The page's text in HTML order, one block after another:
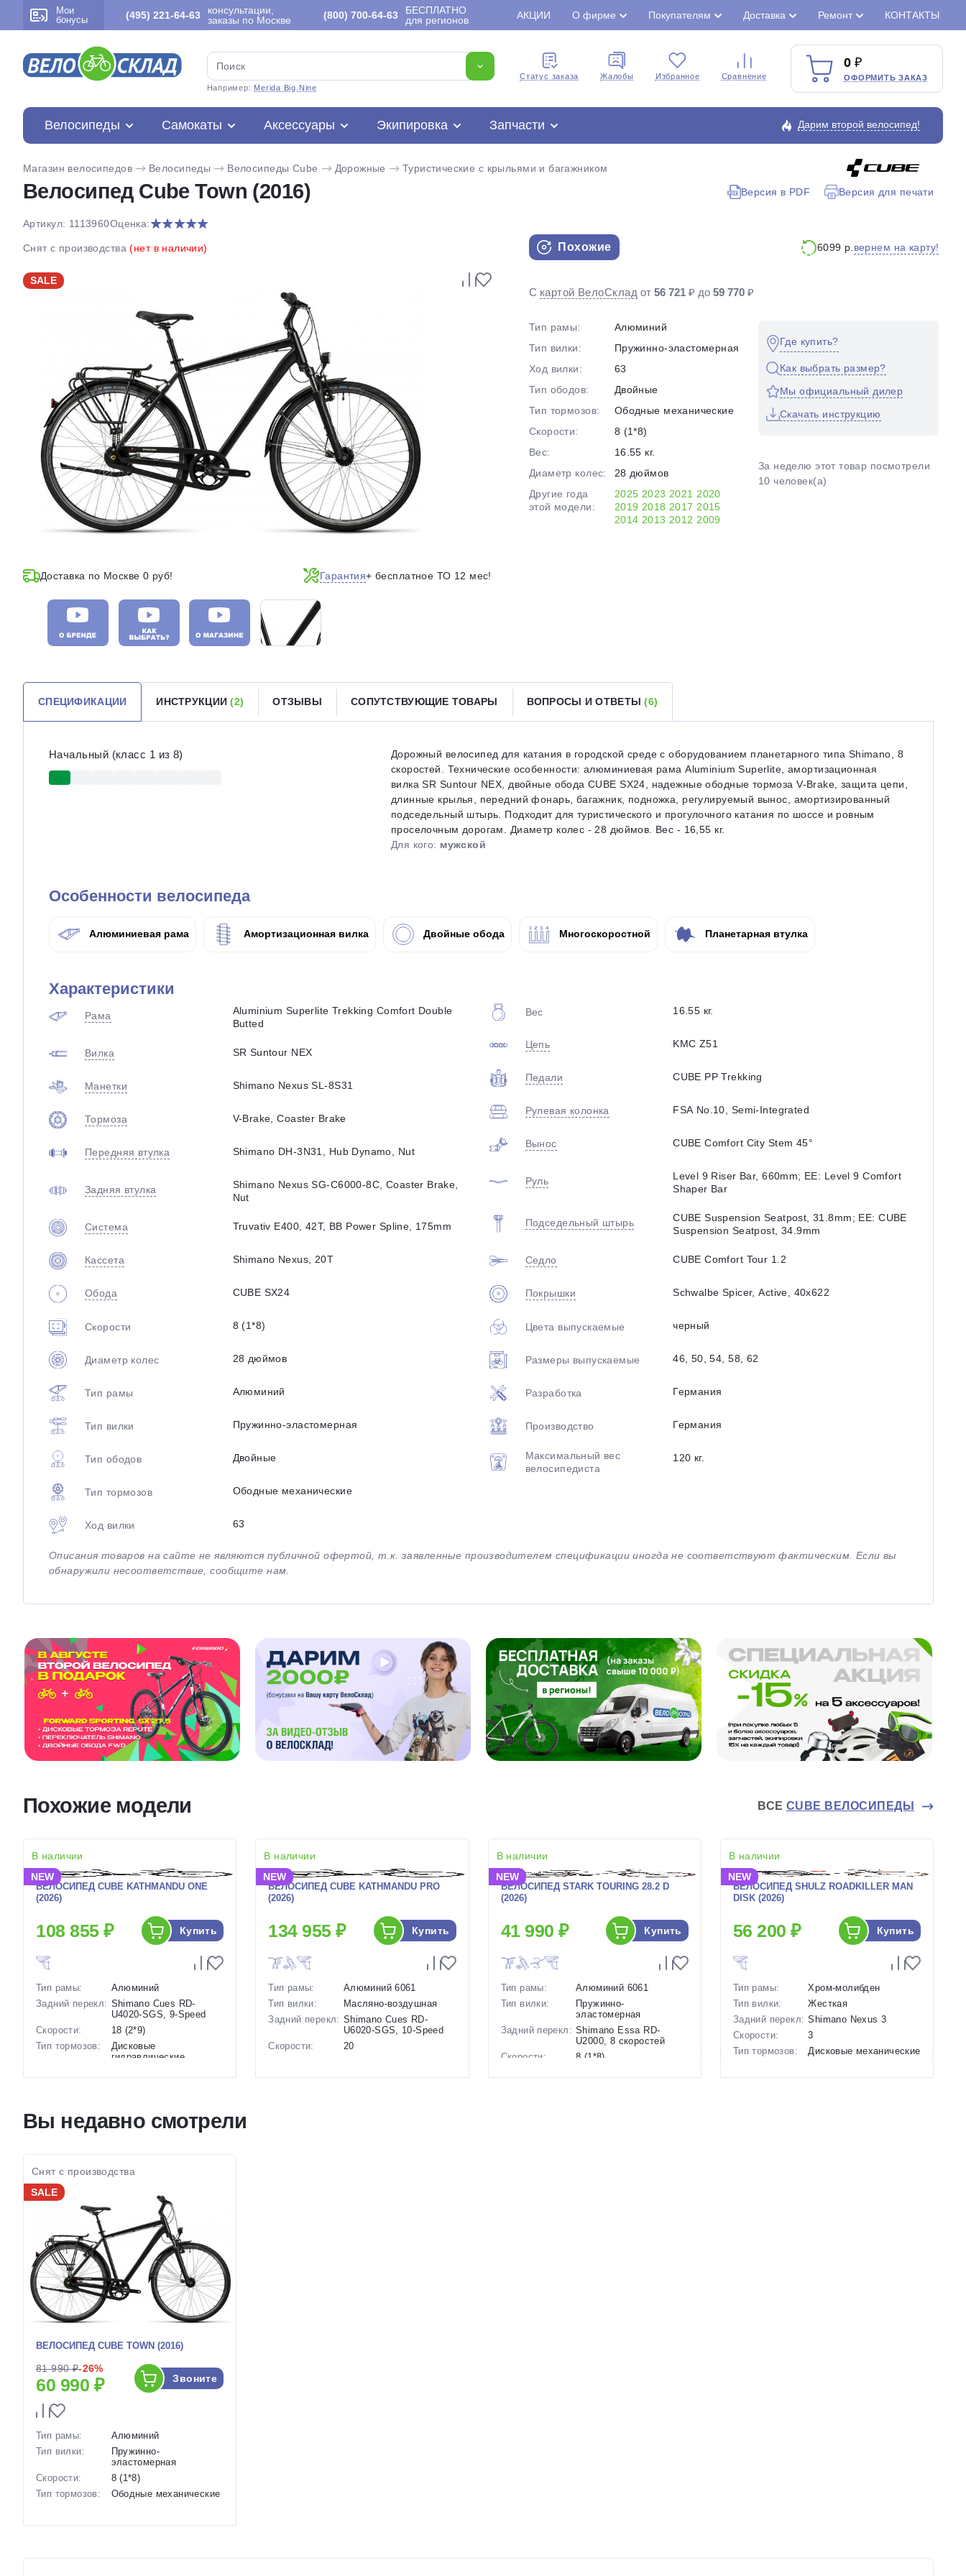
Мои
бонусы
(495) 221-64-63
консультации,
заказы по Москве
(800) 700-64-63
БЕСПЛАТНО
для регионов
АКЦИИ О фирме Покупателям Доставка Ремонт КОНТАКТЫ
Например: Merida Big.Nine
Cтатус заказа Жалобы Избранное Сравнение
0
ОФОРМИТЬ ЗАКАЗ
Велосипеды Самокаты Аксессуары Экипировка Запчасти Дарим второй велосипед!
Магазин велосипедов Велосипеды Велосипеды Cube Дорожные Туристические с крыльями и багажником
Велосипед Cube Town (2016) Версия в PDF Версия для печати
Артикул: 1113960Оценка:
Снят с производства(нет в наличии)
SALE
Доставка по Москве 0 руб! Гарантия+ бесплатное ТО 12 мес!
Похожие 6099 р. вернем на карту!
С картой ВелоСклад от56 721 ₽ до59 770 ₽
Тип рамы:
Алюминий
Тип вилки:
Пружинно-эластомерная
Ход вилки:
63
Тип ободов:
Двойные
Тип тормозов:
Ободные механические
Скорости:
8 (1*8)
Вес:
16.55 кг.
Диаметр колес:
28 дюймов
Другие года
этой модели:
2025 2023 2021 2020
2019 2018 2017 2015
2014 2013 2012 2009
Где купить?
Как выбрать размер?
Мы официальный дилер
Скачать инструкцию
За неделю этот товар посмотрели
10 человек(а)
СПЕЦИФИКАЦИИ ИНСТРУКЦИИ(2) ОТЗЫВЫ СОПУТСТВУЮЩИЕ ТОВАРЫ ВОПРОСЫ И ОТВЕТЫ(6)
Начальный (класс 1 из 8)
Дорожный велосипед для катания в городской среде с оборудованием планетарного типа Shimano, 8
скоростей. Технические особенности: алюминиевая рама Aluminium Superlite, амортизационная
вилка SR Suntour NEX, двойные обода CUBE SX24, надежные ободные тормоза V-Brake, защита цепи,
длинные крылья, передний фонарь, багажник, подножка, регулируемый вынос, амортизированный
подседельный штырь. Подходит для туристического и прогулочного катания по шоссе и ровным
проселочным дорогам. Диаметр колес - 28 дюймов. Вес - 16,55 кг.
Для кого: мужской
Особенности велосипеда
Алюминиевая рама Амортизационная вилка Двойные обода Многоскоростной Планетарная втулка
Характеристики
Рама
Aluminium Superlite Trekking Comfort Double
Butted
Вилка SR Suntour NEX
Манетки Shimano Nexus SL-8S31
Тормоза V-Brake, Coaster Brake
Передняя втулка Shimano DH-3N31, Hub Dynamo, Nut
Задняя втулка
Shimano Nexus SG-C6000-8C, Coaster Brake,
Nut
Система Truvativ E400, 42T, BB Power Spline, 175mm
Кассета Shimano Nexus, 20T
Обода CUBE SX24
Скорости 8 (1*8)
Диаметр колес 28 дюймов
Тип рамы Алюминий
Тип вилки Пружинно-эластомерная
Тип ободов Двойные
Тип тормозов Ободные механические
Ход вилки 63
Вес 16.55 кг.
Цепь KMC Z51
Педали CUBE PP Trekking
Рулевая колонка FSA No.10, Semi-Integrated
Вынос CUBE Comfort City Stem 45°
Руль
Level 9 Riser Bar, 660mm; EE: Level 9 Comfort
Shaper Bar
Подседельный штырь
CUBE Suspension Seatpost, 31.8mm; EE: CUBE
Suspension Seatpost, 34.9mm
Седло CUBE Comfort Tour 1.2
Покрышки Schwalbe Spicer, Active, 40x622
Цвета выпускаемые черный
Размеры выпускаемые 46, 50, 54, 58, 62
Разработка Германия
Производство Германия
Максимальный вес
велосипедиста
120 кг.
Описания товаров на сайте не являются публичной офертой, т.к. заявленные производителем спецификации иногда не соответствуют фактическим. Если вы
обнаружили несоответствие, сообщите нам.
Похожие модели ВСЕCUBE ВЕЛОСИПЕДЫ
В наличии
NEW
ВЕЛОСИПЕД CUBE KATHMANDU ONE
(2026)
108 855 ₽ Купить
Тип рамы:
Алюминий
Задний перекл: Shimano Cues RD-
U4020-SGS, 9-Speed
Скорости:
18 (2*9)
Тип тормозов:
Дисковые
гидравлические
Цвет-размер в
наличии:
21 Серый-Серый, 23
Серый-Серый
В наличии
NEW
ВЕЛОСИПЕД CUBE KATHMANDU PRO
(2026)
134 955 ₽ Купить
Тип рамы:
Алюминий 6061
Тип вилки:
Масляно-воздушная
Задний перекл: Shimano Cues RD-
U6020-SGS, 10-Speed
Скорости:
20
В наличии
NEW
ВЕЛОСИПЕД STARK TOURING 28.2 D
(2026)
41 990 ₽ Купить
Тип рамы:
Алюминий 6061
Тип вилки:
Пружинно-
эластомерная
Задний перекл: Shimano Essa RD-
U2000, 8 скоростей
Скорости:
8 (1*8)
В наличии
NEW
ВЕЛОСИПЕД SHULZ ROADKILLER MAN
DISK (2026)
56 200 ₽ Купить
Тип рамы:
Хром-молибден
Тип вилки:
Жесткая
Задний перекл: Shimano Nexus 3
Скорости:
3
Тип тормозов:
Дисковые механические
Вы недавно смотрели
Снят с производства
SALE
ВЕЛОСИПЕД CUBE TOWN (2016)
81 990 ₽-26%
60 990 ₽ Звоните
Тип рамы:
Алюминий
Тип вилки:
Пружинно-
эластомерная
Скорости:
8 (1*8)
Тип тормозов:
Ободные механические
Разбейте
на части без переплат
График платежей
Сегодня
25%
Оставшиеся75% будутсписываться
Подробнееоб оплате Плайтом
Остались вопросы?